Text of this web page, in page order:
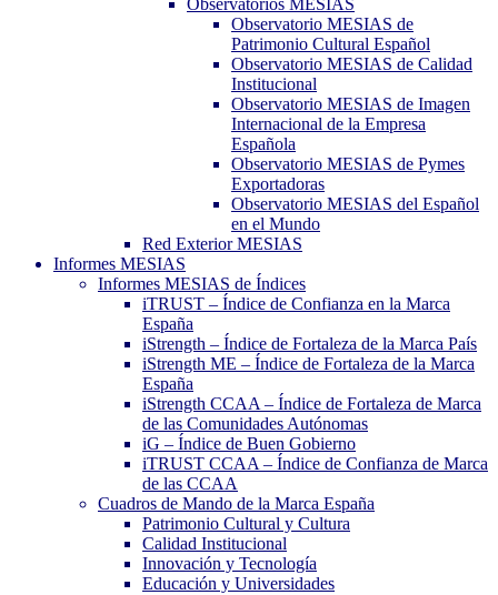
Observatorios MESIAS
Observatorio MESIAS de
Patrimonio Cultural Español
Observatorio MESIAS de Calidad
Institucional
Observatorio MESIAS de Imagen
Internacional de la Empresa
Española
Observatorio MESIAS de Pymes
Exportadoras
Observatorio MESIAS del Español
en el Mundo
Red Exterior MESIAS
Informes MESIAS
Informes MESIAS de Índices
iTRUST – Índice de Confianza en la Marca
España
iStrength – Índice de Fortaleza de la Marca País
iStrength ME – Índice de Fortaleza de la Marca
España
iStrength CCAA – Índice de Fortaleza de Marca
de las Comunidades Autónomas
iG – Índice de Buen Gobierno
iTRUST CCAA – Índice de Confianza de Marca
de las CCAA
Cuadros de Mando de la Marca España
Patrimonio Cultural y Cultura
Calidad Institucional
Innovación y Tecnología
Educación y Universidades